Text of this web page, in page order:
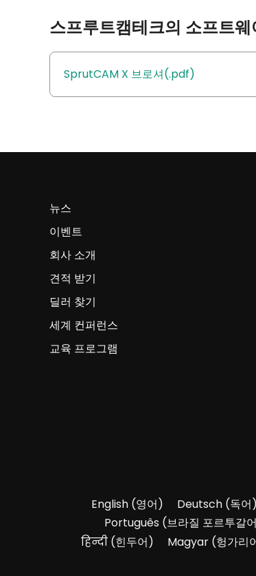
스프루트캠테크의 소프트
SprutCAM X 브로셔(.pdf)
뉴스
이벤트
회사 소개
견적 받기
딜러 찾기
세계 컨퍼런스
교육 프로그램
English(영어) Deutsch(독어)
Português (브라질 포르투갈어
हिन्दी(힌두어) Magyar(헝가리